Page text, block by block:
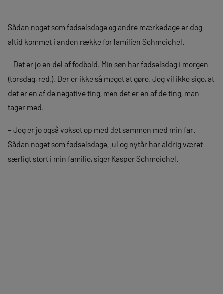
Sådan noget som fødselsdage og andre mærkedage er dog
altid kommet i anden række for familien Schmeichel.
– Det er jo en del af fodbold. Min søn har fødselsdag i morgen
(torsdag, red.). Der er ikke så meget at gøre. Jeg vil ikke sige, at
det er en af de negative ting, men det er en af de ting, man
tager med.
– Jeg er jo også vokset op med det sammen med min far.
Sådan noget som fødselsdage, jul og nytår har aldrig været
særligt stort i min familie, siger Kasper Schmeichel.